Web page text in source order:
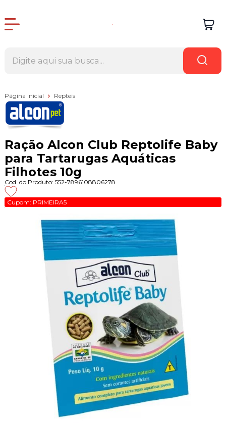
Página Inicial Repteis
Ração Alcon Club Reptolife Baby
para Tartarugas Aquáticas
Filhotes 10g
Cod. do Produto: 552-7896108806278
Cupom: PRIMEIRA5